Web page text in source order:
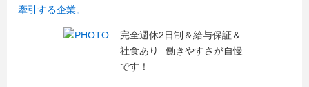
牽引する企業。
完全週休2日制＆給与保証＆
社食あり─働きやすさが自慢
です！